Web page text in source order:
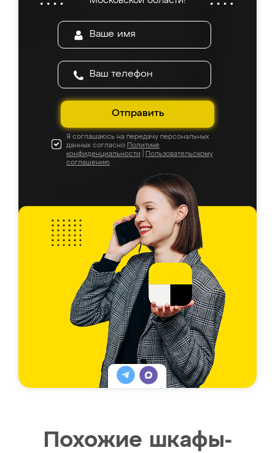
Отправить
Я соглашаюсь на передачу персональных
данных согласно Политике
конфиденциальности
Пользовательскому
соглашению
Похожие шкафы-